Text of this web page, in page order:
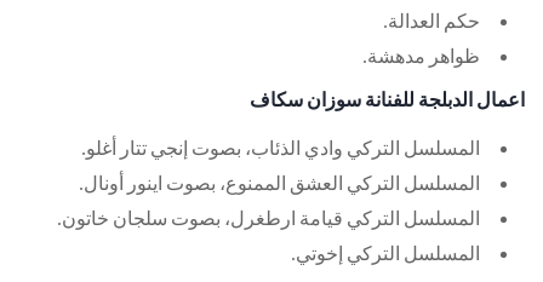
حكم العدالة.
ظواهر مدهشة.
اعمال الدبلجة للفنانة سوزان سكاف
المسلسل التركي وادي الذئاب، بصوت إنجي تتار أغلو.
المسلسل التركي العشق الممنوع، بصوت اينور أونال.
المسلسل التركي قيامة ارطغرل، بصوت سلجان خاتون.
المسلسل التركي إخوتي.